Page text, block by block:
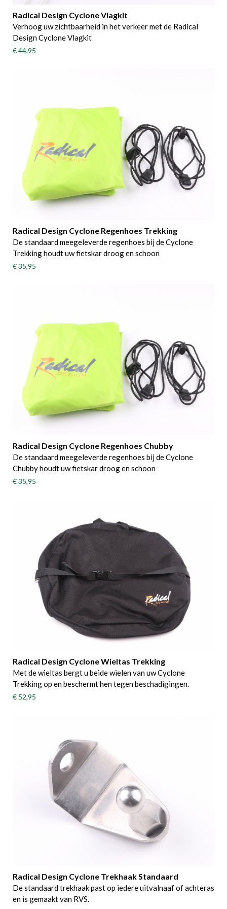
Radical Design Cyclone Vlagkit
Verhoog uw zichtbaarheid in het verkeer met de Radical
Design Cyclone Vlagkit
€ 44,95
Radical Design Cyclone Regenhoes Trekking
De s​​​tandaard meegeleverde regenhoes bij de Cyclone
Trekking houdt uw fietskar droog en schoon
€ 35,95
Radical Design Cyclone Regenhoes Chubby
De s​​​tandaard meegeleverde regenhoes bij de Cyclone
Chubby houdt uw fietskar droog en schoon
€ 35,95
Radical Design Cyclone Wieltas Trekking
Met de wieltas bergt u beide wielen van uw Cyclone
Trekking op en beschermt hen tegen beschadigingen.
€ 52,95
Radical Design Cyclone Trekhaak Standaard
De standaard trekhaak past op iedere uitvalnaaf of achteras
en is gemaakt van RVS.